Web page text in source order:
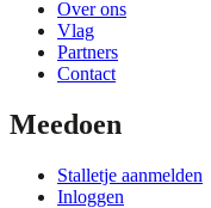
Over ons
Vlag
Partners
Contact
Meedoen
Stalletje aanmelden
Inloggen